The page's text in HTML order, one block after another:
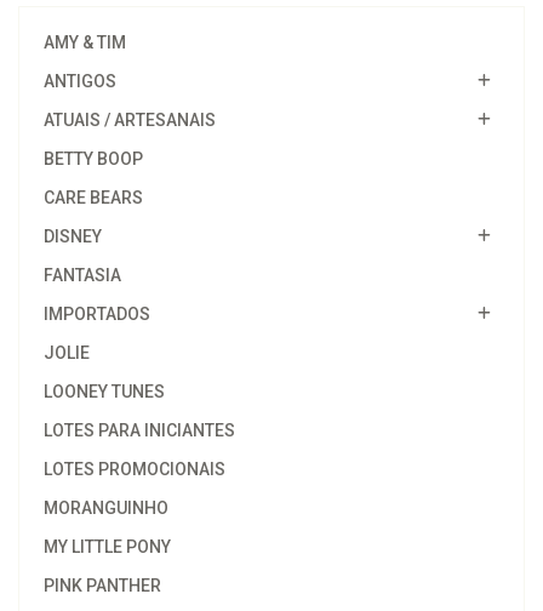
AMY & TIM
ANTIGOS
ATUAIS / ARTESANAIS
BETTY BOOP
CARE BEARS
DISNEY
FANTASIA
IMPORTADOS
JOLIE
LOONEY TUNES
LOTES PARA INICIANTES
LOTES PROMOCIONAIS
MORANGUINHO
MY LITTLE PONY
PINK PANTHER